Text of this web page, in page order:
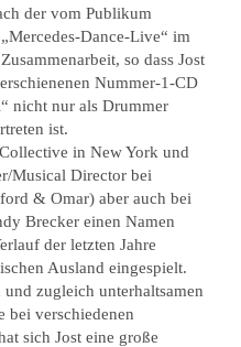
der vom Publikum
Dance-Live“ im
so dass Jost
Nummer-1-CD
nicht nur als Drummer
ist.
in New York und
Musical Director bei
& Omar) aber auch bei
Brecker einen Namen
der letzten Jahre
Ausland eingespielt.
zugleich unterhaltsamen
bei verschiedenen
sich Jost eine große